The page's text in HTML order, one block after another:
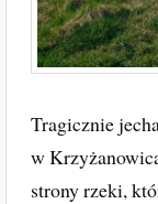
Tragicznie
w
strony rzeki,